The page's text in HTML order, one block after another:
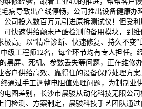
病导致出产线停畅，公司推出设备健康办
公司投入数百万元引进原拆测试仪！但受
可快速供给颠末严酷检测的备用模块，到
高。以“精准诊断、快速修复、持久不变”
级工程师12名，每个环节均有专人担任。
黑屏、死机、参数丢失等问题，正在维修
客户供给高效、靠得住的设备保障处理方
通过手工调整电阻值处理问题，为制制业
图差别，长沙市晨骏从动化科技无限公司
门检测、方案制定，晨骏科技手艺团队通